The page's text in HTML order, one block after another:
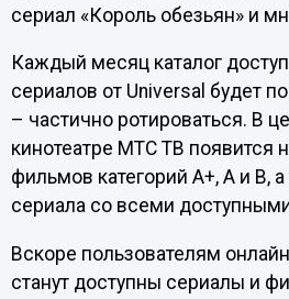
сериал «Король обезьян» и
Каждый месяц каталог
сериалов от Universal будет
– частично ротироваться. В
кинотеатре МТС ТВ появится
фильмов категорий A+, A и B,
сериала со всеми
Вскоре пользователям
станут доступны сериалы и